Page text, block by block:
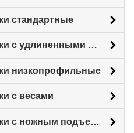
стандартные
Гидравлические тележки с удлиненными вилами
низкопрофильные
с весами
Гидравлические тележки с ножным подъемом